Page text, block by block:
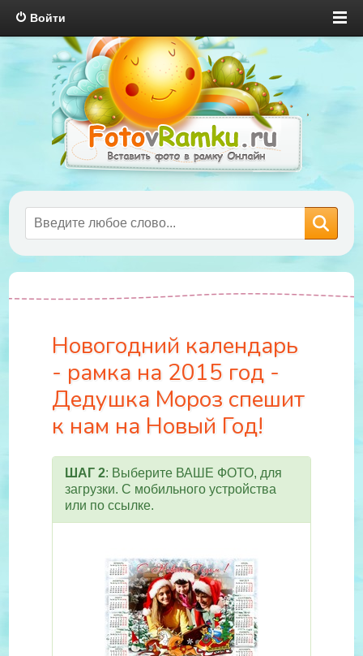
Войти
Новогодний календарь
- рамка на 2015 год -
Дедушка Мороз спешит
к нам на Новый Год!
ШАГ 2: Выберите ВАШЕ ФОТО, для
загрузки. С мобильного устройства
или по ссылке.